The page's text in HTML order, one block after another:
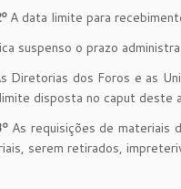
A data limite para
suspenso o prazo
Diretorias dos Foros e as
disposta no caput deste
As requisições de materiais
serem retirados,